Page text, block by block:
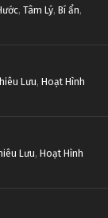
, Tâm Lý, Bí ẩn,
Lưu, Hoạt Hình
Lưu, Hoạt Hình